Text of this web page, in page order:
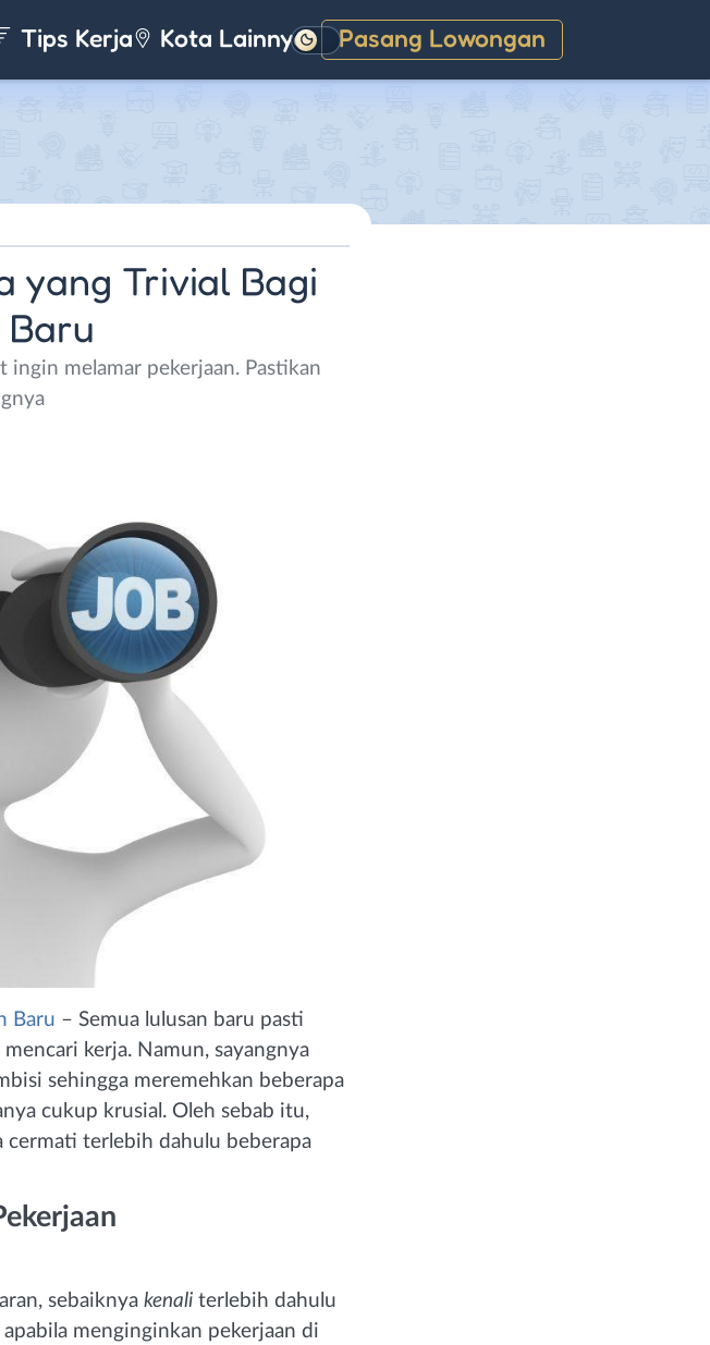
Tips Kerja Kota Lainnya Pasang Lowongan
Gelap
yang Trivial Bagi
Baru
ingin melamar pekerjaan. Pastikan
Baru – Semua lulusan baru pasti
kerja. Namun, sayangnya
sehingga meremehkan beberapa
cukup krusial. Oleh sebab itu,
cermati terlebih dahulu beberapa
sebaiknya kenali terlebih dahulu
menginginkan pekerjaan di